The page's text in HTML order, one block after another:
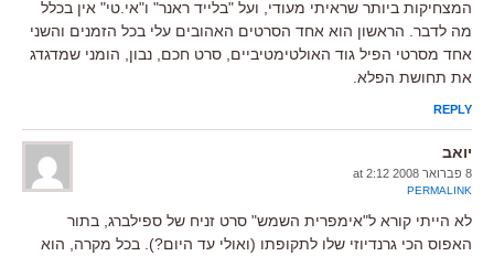
המצחיקות ביותר שראיתי מעודי, ועל "בלייד ראנר" ו"אי.טי" אין בכלל
מה לדבר. הראשון הוא אחד הסרטים האהובים עלי בכל הזמנים והשני
אחד מסרטי הפיל גוד האולטימטיביים, סרט חכם, נבון, הומני שמדגדג
את תחושת הפלא.
REPLY
יואב
8 פברואר 2008 at 2:12
PERMALINK
לא הייתי קורא ל"אימפרית השמש" סרט זניח של ספילברג, בתור
האפוס הכי גרנדיוזי שלו לתקופתו (ואולי עד היום?). בכל מקרה, הוא